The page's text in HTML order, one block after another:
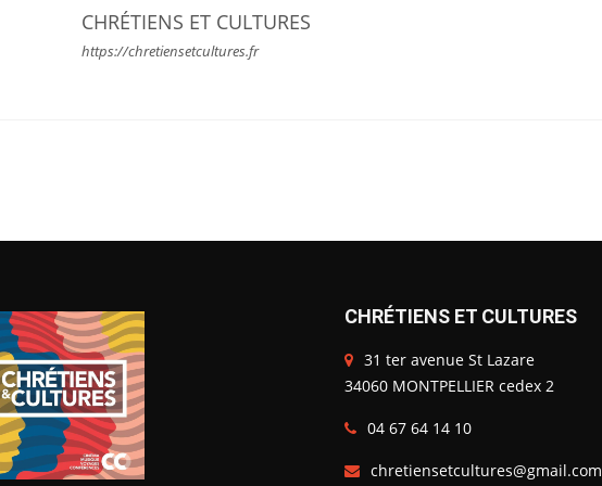
CHRÉTIENS ET CULTURES
https://chretiensetcultures.fr
CHRÉTIENS ET CULTURES
31 ter avenue St Lazare
34060 MONTPELLIER cedex 2
04 67 64 14 10
chretiensetcultures@gmail.com